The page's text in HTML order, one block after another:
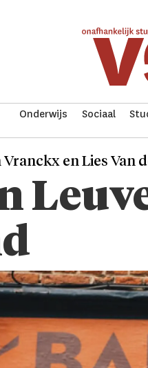
Onderwijs Sociaal
en Lies Van